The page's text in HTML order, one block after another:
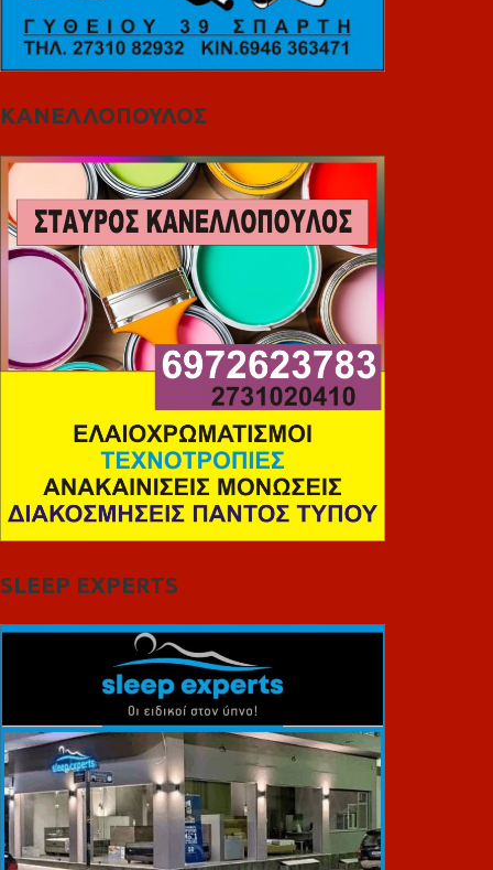
ΚΑΝΕΛΛΟΠΟΥΛΟΣ
SLEEP EXPERTS